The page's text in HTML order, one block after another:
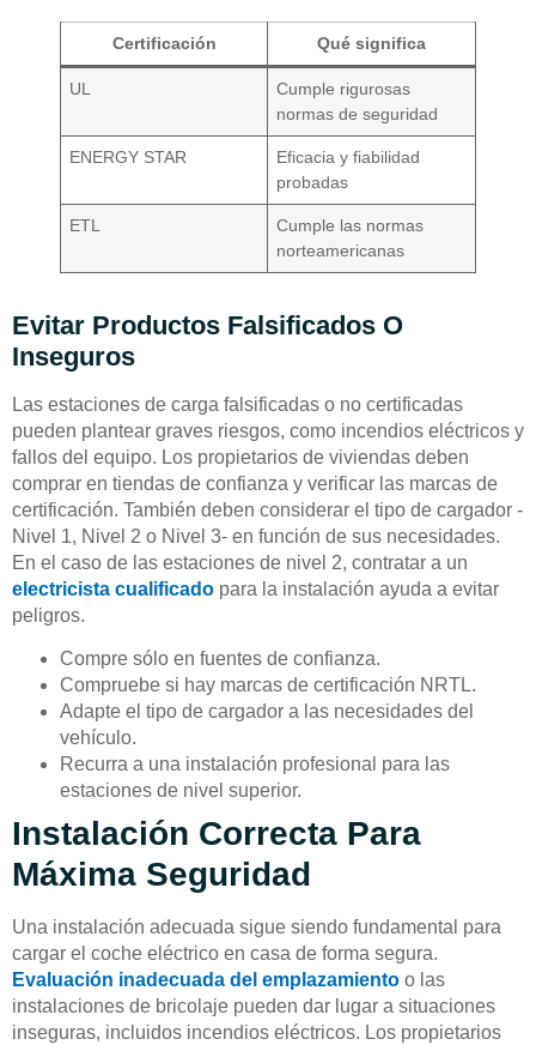
Certificación Qué significa
UL
Cumple rigurosas
normas de seguridad
ENERGY STAR
Eficacia y fiabilidad
probadas
ETL
Cumple las normas
norteamericanas
Evitar Productos Falsificados O
Inseguros
Las estaciones de carga falsificadas o no certificadas
pueden plantear graves riesgos, como incendios eléctricos y
fallos del equipo. Los propietarios de viviendas deben
comprar en tiendas de confianza y verificar las marcas de
certificación. También deben considerar el tipo de cargador -
Nivel 1, Nivel 2 o Nivel 3- en función de sus necesidades.
En el caso de las estaciones de nivel 2, contratar a un
electricista cualificado para la instalación ayuda a evitar
peligros.
Compre sólo en fuentes de confianza.
Compruebe si hay marcas de certificación NRTL.
Adapte el tipo de cargador a las necesidades del
vehículo.
Recurra a una instalación profesional para las
estaciones de nivel superior.
Instalación Correcta Para
Máxima Seguridad
Una instalación adecuada sigue siendo fundamental para
cargar el coche eléctrico en casa de forma segura.
Evaluación inadecuada del emplazamiento o las
instalaciones de bricolaje pueden dar lugar a situaciones
inseguras, incluidos incendios eléctricos. Los propietarios